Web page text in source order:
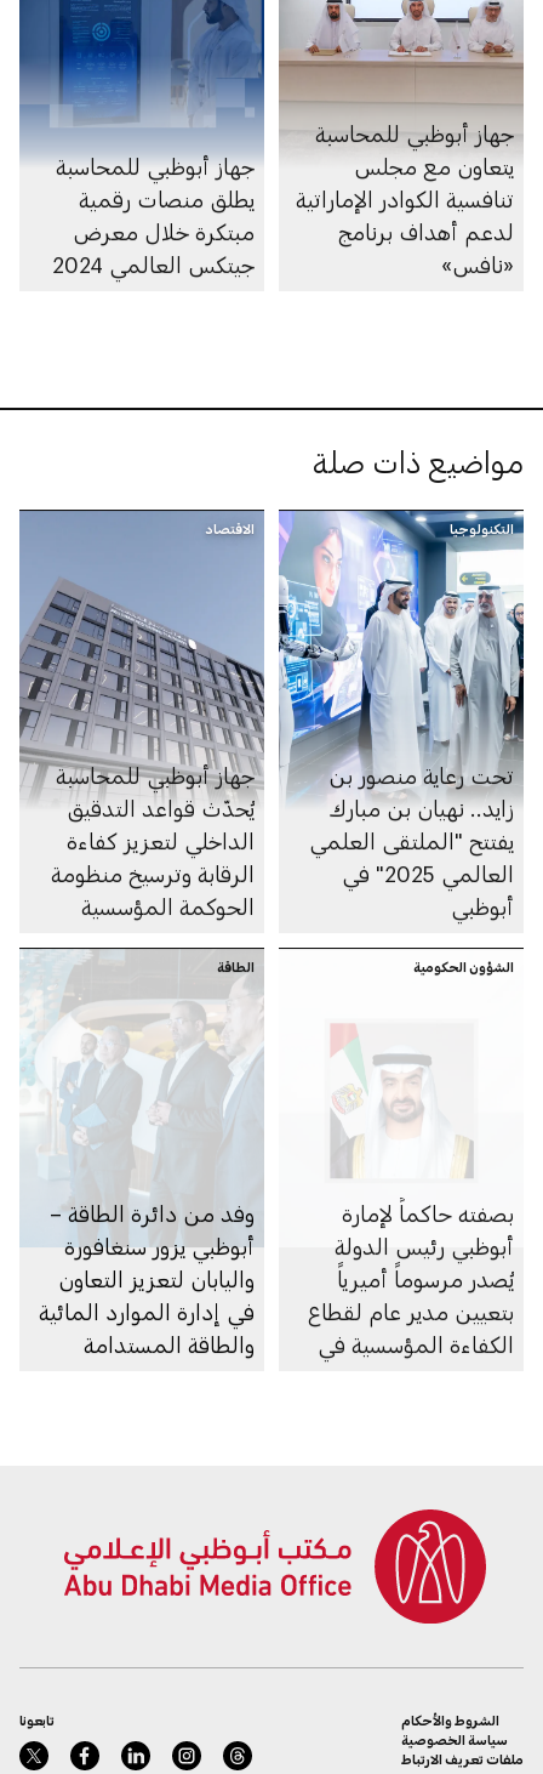
جهاز أبوظبي للمحاسبة
يتعاون مع مجلس
تنافسية الكوادر الإماراتية
لدعم أهداف برنامج
«نافس»
جهاز أبوظبي للمحاسبة
يطلق منصات رقمية
مبتكرة خلال معرض
جيتكس العالمي 2024
مواضيع ذات صلة
التكنولوجيا
تحت رعاية منصور بن
زايد.. نهيان بن مبارك
يفتتح "الملتقى العلمي
العالمي 2025" في
أبوظبي
الاقتصاد
جهاز أبوظبي للمحاسبة
يُحدّث قواعد التدقيق
الداخلي لتعزيز كفاءة
الرقابة وترسيخ منظومة
الحوكمة المؤسسية
الشؤون الحكومية
بصفته حاكماً لإمارة
أبوظبي رئيس الدولة
يُصدر مرسوماً أميرياً
بتعيين مدير عام لقطاع
الكفاءة المؤسسية في
الطاقة
وفد من دائرة الطاقة –
أبوظبي يزور سنغافورة
واليابان لتعزيز التعاون
في إدارة الموارد المائية
والطاقة المستدامة
تابعونا
الشروط والأحكام
سياسة الخصوصية
ملفات تعريف الارتباط